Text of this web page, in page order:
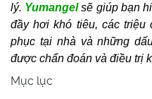
lý. Yumangel sẽ giúp bạn
đầy hơi khó tiêu, các triệu
phục tại nhà và những
được chẩn đoán và điều trị
Mục lục